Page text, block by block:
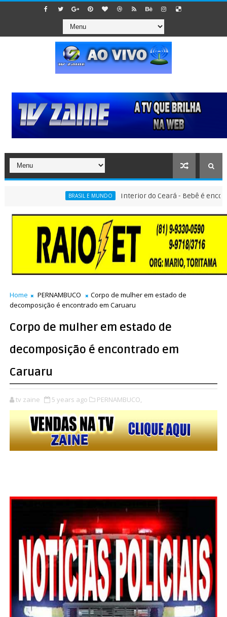
BRASIL E MUNDO Interior do Ceará - Bebê é encontrado
Home PERNAMBUCO
Corpo de mulher em estado de
decomposição é encontrado em Caruaru
Corpo de mulher em estado de
decomposição é encontrado em
Caruaru
tv zaine 5 years ago PERNAMBUCO,